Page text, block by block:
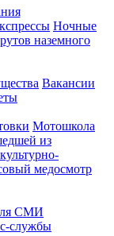
Ночные
наземного
Вакансии
Мотошкола
из
медосмотр
СМИ
службы